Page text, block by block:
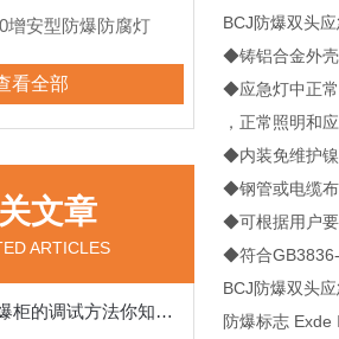
增安型防爆防腐灯
看全部
文章
ARTICLES
户外双门防爆柜的调试方法你知道吗？
BCJ防爆双头
◆铸铝合金外
◆应急灯中正
，正常照明和
◆内装免维护
◆钢管或电缆
◆可根据用户
◆符合
BCJ防爆双头
防爆标志